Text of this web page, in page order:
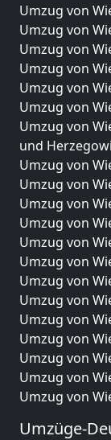
Umzug von
Umzug von
Umzug von
Umzug von
Umzug von
Umzug von
Umzug von
und
Umzug von
Umzug von
Umzug von
Umzug von
Umzug von
Umzug von
Umzug von
Umzug von
Umzug von
Umzug von
Umzug von
Umzug von
Umzug von
Umzüge-